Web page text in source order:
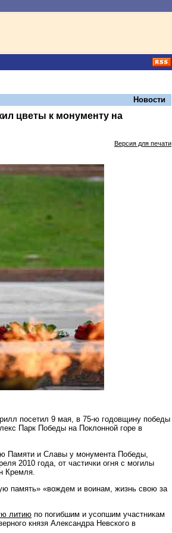
Новости
цветы к монументу на
Версия для печати
посетил 9 мая, в 75-ю годовщину победы
Парк Победы на Поклонной горе в
Памяти и Славы у монумента Победы,
2010 года, от частички огня с могилы
Кремля.
память» «вождем и воинам, жизнь свою за
литию по погибшим и усопшим участникам
князя Александра Невского в